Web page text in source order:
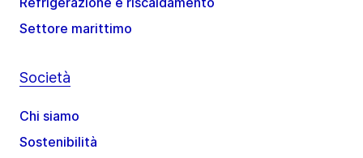
Settore marittimo
Società
Chi siamo
Sostenibilità